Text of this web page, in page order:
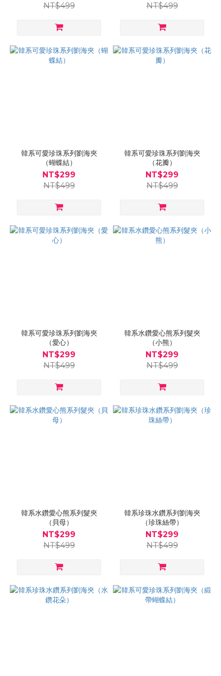
NT$499
NT$499
韓系可愛珍珠系列劉海夾
（蝴蝶結）
NT$299
NT$499
韓系可愛珍珠系列劉海夾
（花瓣）
NT$299
NT$499
韓系可愛珍珠系列劉海夾
（愛心）
NT$299
NT$499
韓系水鑽愛心熊系列髮夾
（小熊）
NT$299
NT$499
韓系水鑽愛心熊系列髮夾
（貝母）
NT$299
NT$499
韓系珍珠水鑽系列劉海夾
（珍珠絲帶）
NT$299
NT$499